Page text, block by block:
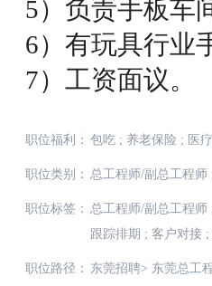
5）负责手板车
6）有玩具行业
7）工资面议。
职位福利： 包吃 ; 养老保险 ; 医
职位类别： 总工程师/副总工程师
职位标签： 总工程师/副总工程师
跟踪排期 ; 客户对接 ;
职位路径： 东莞招聘> 东莞总工